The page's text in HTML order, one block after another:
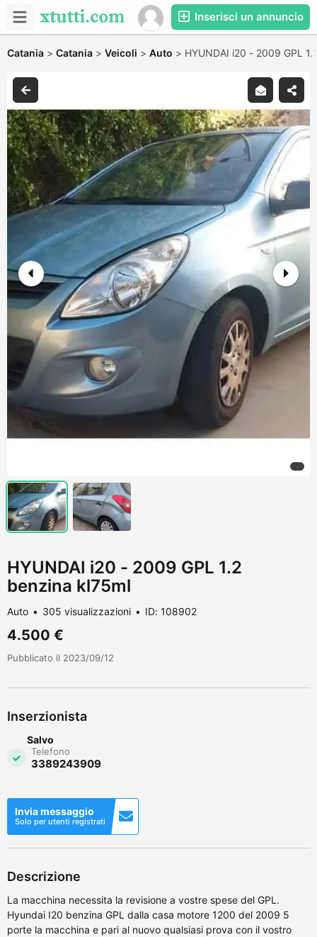
Inserisci un annuncio
Catania > Catania > Veicoli > Auto > HYUNDAI i20 - 2009 GPL
HYUNDAI i20 - 2009 GPL 1.2
benzina kl75ml
Auto 305 visualizzazioni ID: 108902
4.500 €
Pubblicato il 2023/09/12
Inserzionista
Salvo
Telefono
3389243909
Invia messaggio
Solo per utenti registrati
Descrizione
La macchina necessita la revisione a vostre spese del GPL.
Hyundai I20 benzina GPL dalla casa motore 1200 del 2009 5
porte la macchina e pari al nuovo qualsiasi prova con il vostro